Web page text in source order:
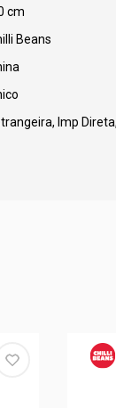
cm
Beans
Imp